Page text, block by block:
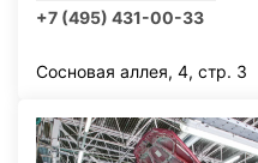
+7 (495) 431-00-33
Сосновая аллея, 4, стр. 3